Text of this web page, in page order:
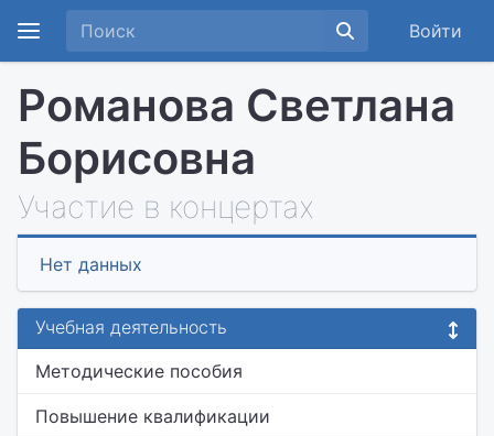
Войти
Романова Светлана
Борисовна
Участие в концертах
Нет данных
Учебная деятельность
Методические пособия
Повышение квалификации